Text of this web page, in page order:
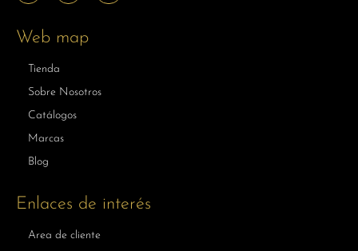
Web map
Tienda
Sobre Nosotros
Catálogos
Marcas
Blog
Enlaces de interés
Area de cliente